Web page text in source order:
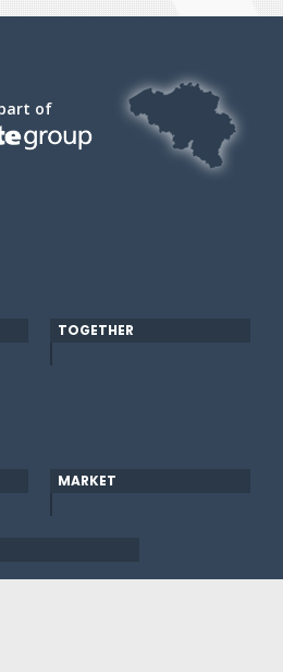
part of
TOGETHER
MARKET